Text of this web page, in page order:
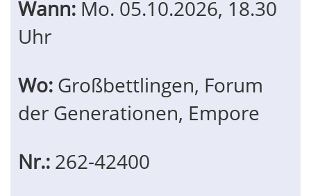
Wann: Mo. 05.10.2026, 18.30
Uhr
Wo: Großbettlingen, Forum
der Generationen, Empore
Nr.: 262-42400